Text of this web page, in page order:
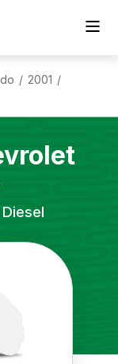
/ 2001 /